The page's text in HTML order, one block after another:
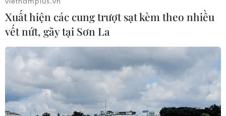
Dịch tả bùng phát nghiêm trọng tại
Nigeria, hàng trăm người tử vong
23/07/2026 07:23
Dịch Ebola: Số ca tử vong ở châu Phi
tăng lên hơn 1.000 người
Xuất hiện các cung trượt sạt kèm theo nhiều
vết nứt, gãy tại Sơn La